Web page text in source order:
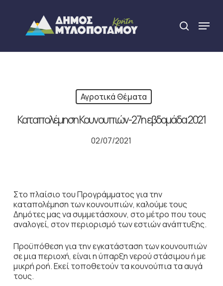
content
search
Menu
Αγροτικά Θέματα
Καταπολέμηση Κουνουπιών-27η εβδομάδα 2021
02/07/2021
Στο πλαίσιο του Προγράμματος για την
καταπολέμηση των κουνουπιών, καλούμε τους
Δημότες μας να συμμετάσχουν, στο μέτρο που τους
αναλογεί, στον περιορισμό των εστιών ανάπτυξης.
Προϋπόθεση για την εγκατάσταση των κουνουπιών
σε μια περιοχή, είναι η ύπαρξη νερού στάσιμου ή με
μικρή ροή. Εκεί τοποθετούν τα κουνούπια τα αυγά
τους.
Close